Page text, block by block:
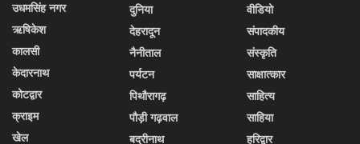
उधमसिंह नगर
ऋषिकेश
कालसी
केदारनाथ
कोटद्वार
क्राइम
खेल
दुनिया
देहरादून
नैनीताल
पर्यटन
पिथौरागढ़
पौड़ी गढ़वाल
बद्रीनाथ
वीडियो
संपादकीय
संस्कृति
साक्षात्कार
साहित्य
साहिया
हरिद्वार